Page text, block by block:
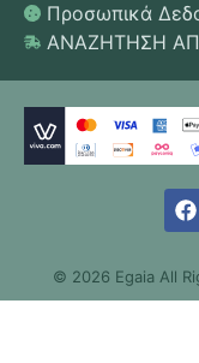
Προσωπικά
ΑΝΑΖΗΤΗΣΗ
© 2026 Egaia All